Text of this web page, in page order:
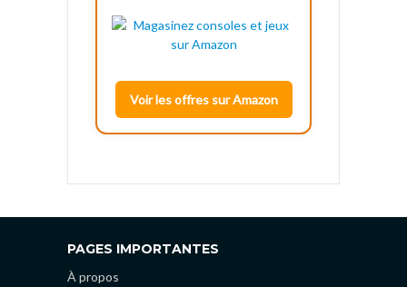
Voir les offres sur Amazon
PAGES IMPORTANTES
À propos